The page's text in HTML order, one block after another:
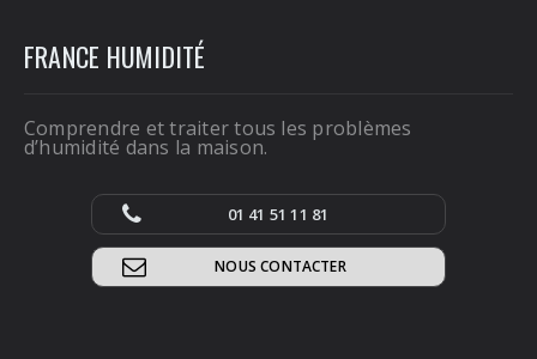
FRANCE HUMIDITÉ
Comprendre et traiter tous les problèmes
d’humidité dans la maison.
01 41 51 11 81
NOUS CONTACTER